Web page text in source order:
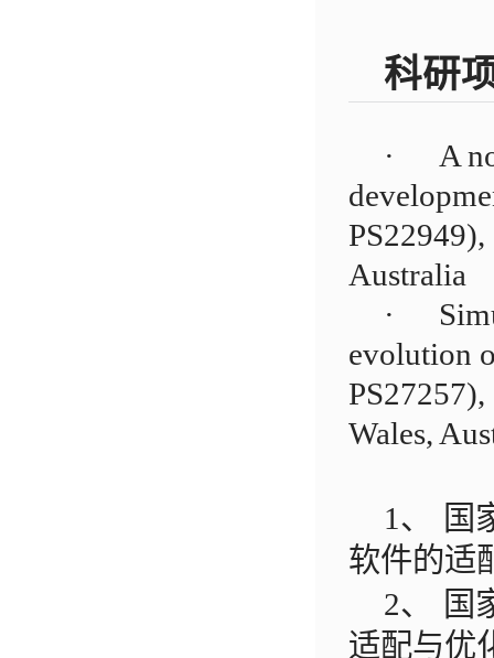
科研
·
A
Australia
·
evolution
Wales,
1、
国
软件的适
2、
国
适配与优